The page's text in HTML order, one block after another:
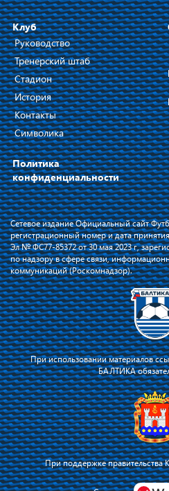
Я соглашаюсь с тем, что владелец сайта
повышения удобства работы на сайте и
Клуб
Руководство
Тренерский штаб
Стадион
История
Контакты
Символика
Политика
конфиденциальности
Сетевое издание Официальный сайт
регистрационный номер и дата
Эл № ФС77-85372 от 30 мая 2023 г,
по надзору в сфере связи,
коммуникаций (Роскомнадзор).
При использовании материалов
БАЛТИКА
При поддержке правительства